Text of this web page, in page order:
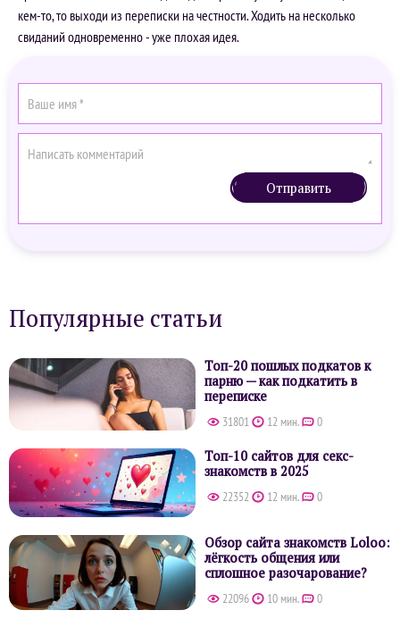
кем-то, то выходи из переписки на честности. Ходить на несколько
свиданий одновременно - уже плохая идея.
Отправить
Популярные статьи
Топ-20 пошлых подкатов к
парню — как подкатить в
переписке
31801 12 мин. 0
Топ-10 сайтов для секс-
знакомств в 2025
22352 12 мин. 0
Обзор сайта знакомств Loloo:
лёгкость общения или
сплошное разочарование?
22096 10 мин. 0